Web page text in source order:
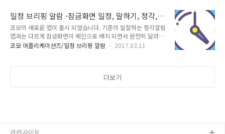
해서 알려 드립니다. - 시간별/요일별로 다른 문구..
니다! (아무 설정을 하지 않아도 말 해드리니 걱정 마세요! 전혀
어렵지 않아요!) - 24시간 * 요일 별로 각각 설정 가능 하단의 동
그란 플레이 버튼을 누르면 언제든지 미리 들어 볼 수 있습니다!
매 시간 정각에 (알람: 음성, 벨소리, 알림창, LED, 진동등을 각각
또는 조합) 들을 수 있습니다. - 정각 분은 1 ~59분으로 마음 대
일정 브리핑 알람 -잠금화면 일정, 말하기, 정각,
알림, 시계, 배경화면
코모의 새로운 앱이 출시 되었습니다. 기존의 말잘하는 정각알림
앱과는 다르게 잠금화면이 메인으로 배치 되면서 완전히 달라졌
습니다. 설치만 하면 자동으로 8시 부터 10시 까지 기본적으로
이 애기 목소리만, 벨소리만, 진동만 또는 모두 조합 할 수 있습
코모 어플리케이션즈/일정 브리핑 알람 2017.03.11
더보기